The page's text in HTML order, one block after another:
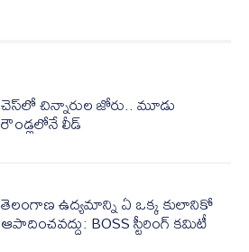
చెస్‌లో చిన్నారుల జోరు.. మూడు
రౌండ్లలోనే లీడ్
తెలంగాణ ఉద్యమాన్ని ఏ ఒక్క కులానికో
ఆపాదించవద్దు: BOSS స్టీరింగ్ కమిటీ